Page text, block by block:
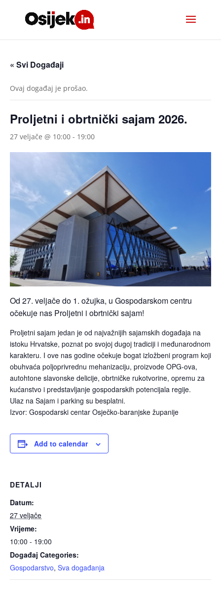
« Svi Događaji
Ovaj događaj je prošao.
Proljetni i obrtnički sajam 2026.
27 veljače @ 10:00 - 19:00
Od 27. veljače do 1. ožujka, u Gospodarskom centru
očekuje nas Proljetni i obrtnički sajam!
Proljetni sajam jedan je od najvažnijih sajamskih događaja na
istoku Hrvatske, poznat po svojoj dugoj tradiciji i međunarodnom
karakteru. I ove nas godine očekuje bogat izložbeni program koji
obuhvaća poljoprivrednu mehanizaciju, proizvode OPG-ova,
autohtone slavonske delicije, obrtničke rukotvorine, opremu za
kućanstvo i predstavljanje gospodarskih potencijala regije.
Ulaz na Sajam i parking su besplatni.
Izvor: Gospodarski centar Osječko-baranjske županije
Add to calendar
DETALJI
Datum:
27 veljače
Vrijeme:
10:00 - 19:00
Događaj Categories:
Gospodarstvo, Sva događanja